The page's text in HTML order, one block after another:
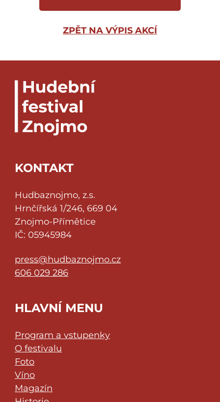
ZPĚT NA VÝPIS AKCÍ
KONTAKT
Hudbaznojmo, z.s.
Hrnčířská 1/246, 669 04
Znojmo-Přímětice
IČ: 05945984
press@hudbaznojmo.cz
606 029 286
HLAVNÍ MENU
Program a vstupenky
O festivalu
Foto
Víno
Magazín